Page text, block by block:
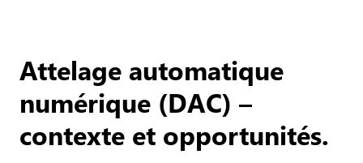
Attelage automatique
numérique (DAC) –
contexte et opportunités.